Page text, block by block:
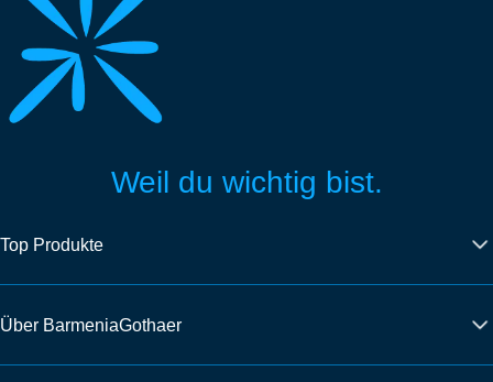
Weil du wichtig bist.
Top Produkte
Über BarmeniaGothaer